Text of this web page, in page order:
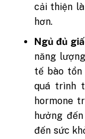
cải thiện
hơn.
Ngủ đủ
năng
tế bào tổn
quá trình
hormone
hưởng
đến sức